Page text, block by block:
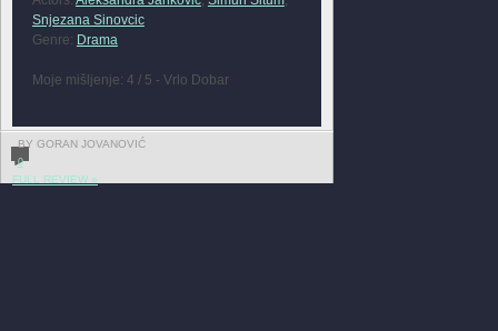
Snjezana Sinovcic
Genre: Drama
Moje mišljenje: 4 / 5 - Vrlo Dobar
BY GORAN JOVANOVIĆ
0
FULL REVIEW »